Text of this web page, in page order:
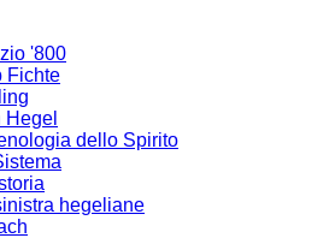
'800
Fichte
dello Spirito
hegeliane